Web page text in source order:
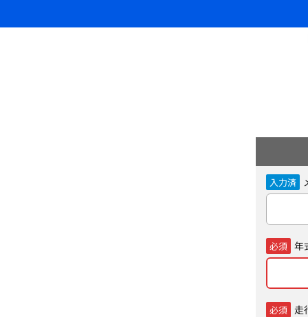
入力済
必須 年
必須 走